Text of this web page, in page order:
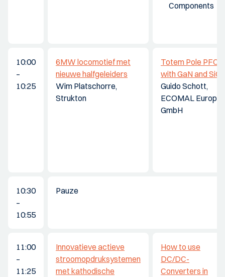
Components
10:00
–
10:25
6MW locomotief met
nieuwe halfgeleiders
Wim Platschorre,
Strukton
Totem Pole PFC
with GaN and SiC
Guido Schott,
ECOMAL Europe
GmbH
10:30
–
10:55
Pauze
11:00
–
11:25
Innovatieve actieve
stroomopdruksystemen
met kathodische
How to use
DC/DC-
Converters in